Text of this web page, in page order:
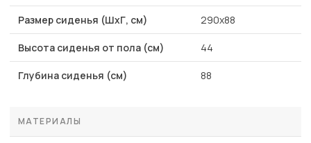
Размер сиденья (ШхГ, см) 290x88
Высота сиденья от пола (см) 44
Глубина сиденья (см) 88
МАТЕРИАЛЫ